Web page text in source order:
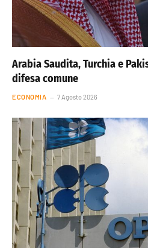
Arabia Saudita, Turchia e
difesa comune
ECONOMIA 7 Agosto 2026